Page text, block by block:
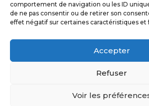
comportement de navigation ou les ID
de ne pas consentir ou de retirer son
effet négatif sur certaines caractéristiques et
Accepter
Refuser
Voir les
Pharmaceutical
Events
NEWS
CONTACT